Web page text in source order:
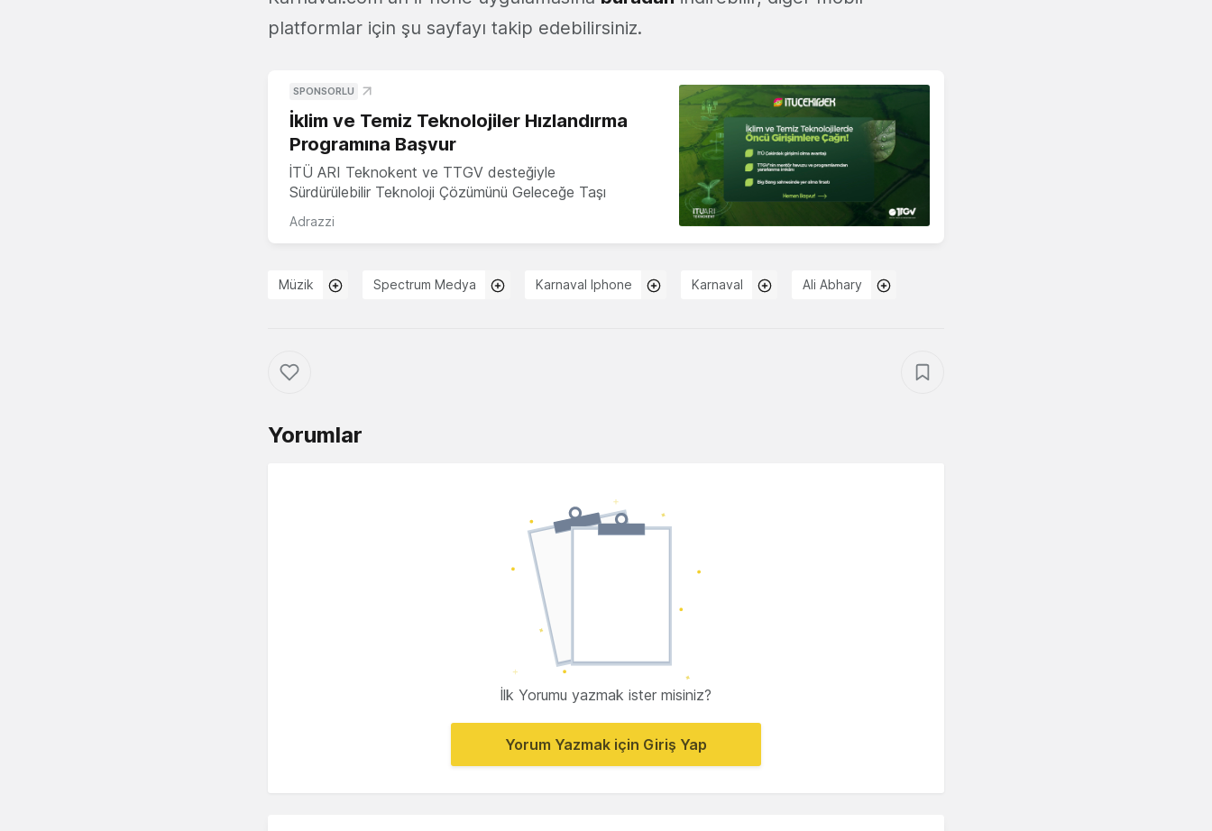
platformlar için şu sayfayı takip edebilirsiniz.
SPONSORLU
İklim ve Temiz Teknolojiler Hızlandırma
Programına Başvur
İTÜ ARI Teknokent ve TTGV desteğiyle
Sürdürülebilir Teknoloji Çözümünü Geleceğe Taşı
Adrazzi
Müzik Spectrum Medya Karnaval Iphone Karnaval Ali Abhary
Yorumlar
İlk Yorumu yazmak ister misiniz?
Yorum Yazmak için Giriş Yap